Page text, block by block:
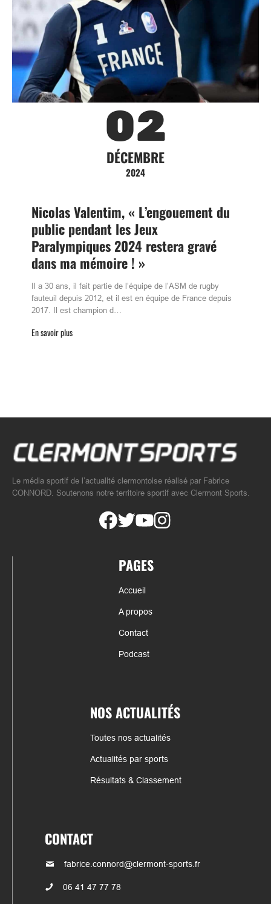
02
DÉCEMBRE
2024
Nicolas Valentim, « L’engouement du
public pendant les Jeux
Paralympiques 2024 restera gravé
dans ma mémoire ! »
Il a 30 ans, il fait partie de l’équipe de l’ASM de rugby
fauteuil depuis 2012, et il est en équipe de France depuis
2017. Il est champion d…
En savoir plus
Le média sportif de l’actualité clermontoise réalisé par Fabrice
CONNORD. Soutenons notre territoire sportif avec Clermont Sports.
PAGES
Accueil
A propos
Contact
Podcast
NOS ACTUALITÉS
Toutes nos actualités
Actualités par sports
Résultats & Classement
CONTACT
fabrice.connord@clermont-sports.fr
06 41 47 77 78